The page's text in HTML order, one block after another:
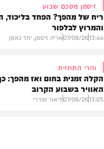
זיסמן מסכם שבוע
ריח של מהפך? הפחד בליכוד,
והמרוץ לבלפור
13:44
07/08/26אריה זיסמן, יתד נאמן
והרי התחזית
הקלה זמנית בחום ואז מהפך:
האוויר בשבוע הקרוב
13:05
07/08/26ליאור סודרי